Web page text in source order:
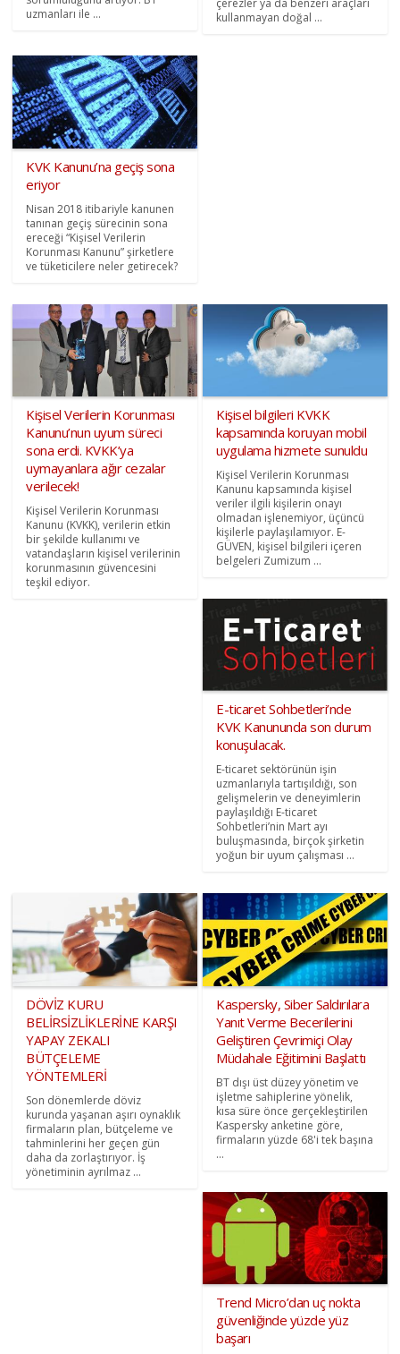
uzmanları ile ...
çerezler ya da benzeri araçları
kullanmayan doğal ...
KVK Kanunu’na geçiş sona
eriyor
Nisan 2018 itibariyle kanunen
tanınan geçiş sürecinin sona
ereceği “Kişisel Verilerin
Korunması Kanunu” şirketlere
ve tüketicilere neler getirecek?
Kişisel Verilerin Korunması
Kanunu’nun uyum süreci
sona erdi. KVKK’ya
uymayanlara ağır cezalar
verilecek!
Kişisel Verilerin Korunması
Kanunu (KVKK), verilerin etkin
bir şekilde kullanımı ve
vatandaşların kişisel verilerinin
korunmasının güvencesini
teşkil ediyor.
Kişisel bilgileri KVKK
kapsamında koruyan mobil
uygulama hizmete sunuldu
Kişisel Verilerin Korunması
Kanunu kapsamında kişisel
veriler ilgili kişilerin onayı
olmadan işlenemiyor, üçüncü
kişilerle paylaşılamıyor. E-
GÜVEN, kişisel bilgileri içeren
belgeleri Zumizum ...
E-ticaret Sohbetleri’nde
KVK Kanununda son durum
konuşulacak.
E-ticaret sektörünün işin
uzmanlarıyla tartışıldığı, son
gelişmelerin ve deneyimlerin
paylaşıldığı E-ticaret
Sohbetleri’nin Mart ayı
buluşmasında, birçok şirketin
yoğun bir uyum çalışması ...
DÖVİZ KURU
BELİRSİZLİKLERİNE KARŞI
YAPAY ZEKALI
BÜTÇELEME
YÖNTEMLERİ
Son dönemlerde döviz
kurunda yaşanan aşırı oynaklık
firmaların plan, bütçeleme ve
tahminlerini her geçen gün
daha da zorlaştırıyor. İş
yönetiminin ayrılmaz ...
Kaspersky, Siber Saldırılara
Yanıt Verme Becerilerini
Geliştiren Çevrimiçi Olay
Müdahale Eğitimini Başlattı
BT dışı üst düzey yönetim ve
işletme sahiplerine yönelik,
kısa süre önce gerçekleştirilen
Kaspersky anketine göre,
firmaların yüzde 68'i tek başına
...
Trend Micro’dan uç nokta
güvenliğinde yüzde yüz
başarı